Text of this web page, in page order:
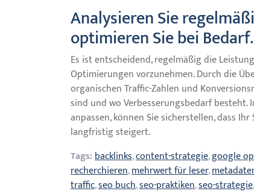
Analysieren Sie
optimieren Sie bei Bedarf.
Es ist entscheidend, regelmäßig die
Optimierungen vorzunehmen. Durch die
organischen Traffic-Zahlen und
sind und wo Verbesserungsbedarf
anpassen, können Sie sicherstellen, dass
langfristig steigert.
Tags:backlinks,content-strategie,google
recherchieren,mehrwert für leser,
traffic,seo buch,seo-praktiken,seo-strategie,